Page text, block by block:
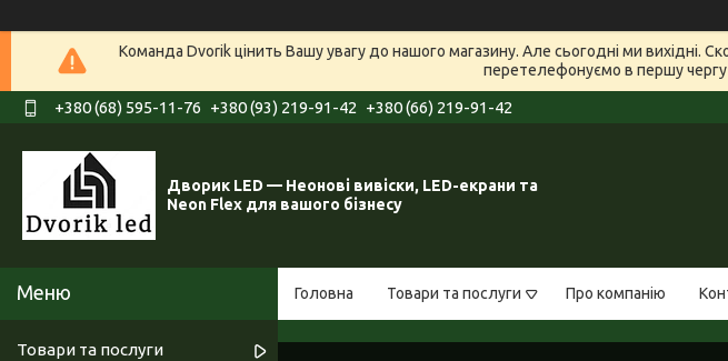
Команда Dvorik цінить Вашу увагу до нашого магазину. Але сьогодні ми
перетелефонуємо в першу
+380 (68) 595-11-76 +380 (93) 219-91-42 +380 (66) 219-91-42
Дворик LED — Неонові вивіски, LED-екрани та
Neon Flex для вашого бізнесу
Головна Товари та послуги Про компанію
Товари та послуги